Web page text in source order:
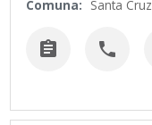
Comuna: Santa Cruz
 